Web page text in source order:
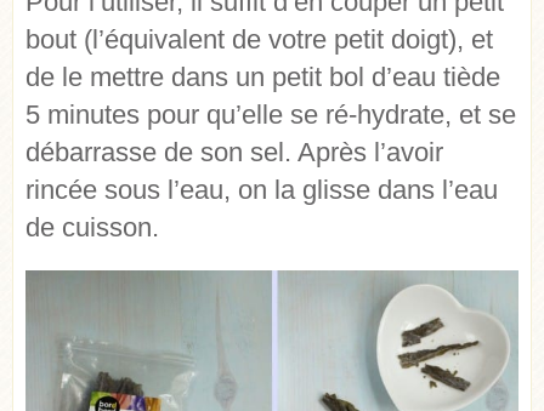
bout (l’équivalent de votre petit doigt), et
de le mettre dans un petit bol d’eau tiède
5 minutes pour qu’elle se ré-hydrate, et se
débarrasse de son sel. Après l’avoir
rincée sous l’eau, on la glisse dans l’eau
de cuisson.